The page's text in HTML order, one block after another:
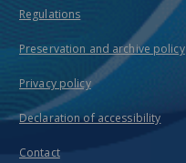
Regulations
Preservation and archive policy
Privacy policy
Declaration of accessibility
Contact